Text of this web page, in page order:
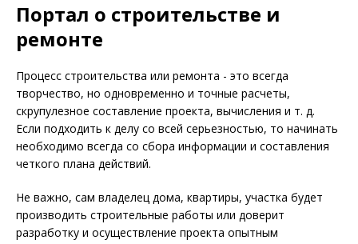
Портал о строительстве и
ремонте
Процесс строительства или ремонта - это всегда
творчество, но одновременно и точные расчеты,
скрупулезное составление проекта, вычисления и т. д.
Если подходить к делу со всей серьезностью, то начинать
необходимо всегда со сбора информации и составления
четкого плана действий.
Не важно, сам владелец дома, квартиры, участка будет
производить строительные работы или доверит
разработку и осуществление проекта опытным